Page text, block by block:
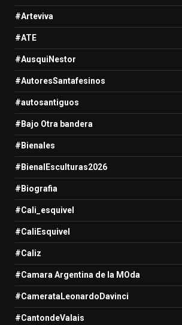
#Arteviva
#ATE
#AusquiNestor
#AutoresSantafesinos
#autosantiguos
#Bajo Otra bandera
#Bienales
#BienalEsculturas2026
#Biografia
#Cali_esquivel
#CaliEsquivel
#Caliz
#Camara Argentina de la MOda
#CamerataLeonardoDavinci
#CantondeValais